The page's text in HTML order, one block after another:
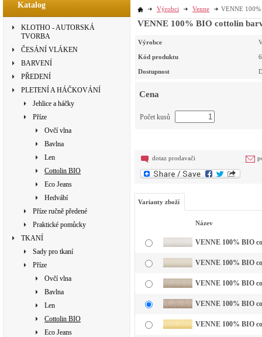
Katalog
KLOTHO - AUTORSKÁ
TVORBA
ČESÁNÍ VLÁKEN
BARVENÍ
PŘEDENÍ
PLETENÍ A HÁČKOVÁNÍ
Jehlice a háčky
Příze
Ovčí vlna
Bavlna
Len
Cottolin BIO
Eco Jeans
Hedvábí
Příze ručně předené
Praktické pomůcky
TKANÍ
Sady pro tkaní
Příze
Ovčí vlna
Bavlna
Len
Cottolin BIO
Eco Jeans
Výrobci Venne VENNE
VENNE 100% BIO cottolin
Výrobce
Kód produktu
Dostupnost
Cena
Počet kusů
dotaz prodavači
Varianty zboží
Název
VENNE 100% BIO
VENNE 100% BIO
VENNE 100% BIO
VENNE 100% BIO
VENNE 100% BIO